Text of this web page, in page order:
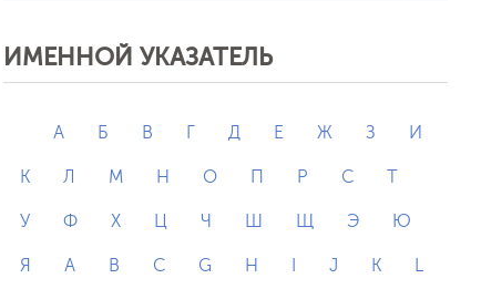
ИМЕННОЙ УКАЗАТЕЛЬ
А Б В Г Д Е Ж З И
К Л М Н О П Р С Т
У Ф Х Ц Ч Ш Щ Э Ю
Я A B C G H J K L